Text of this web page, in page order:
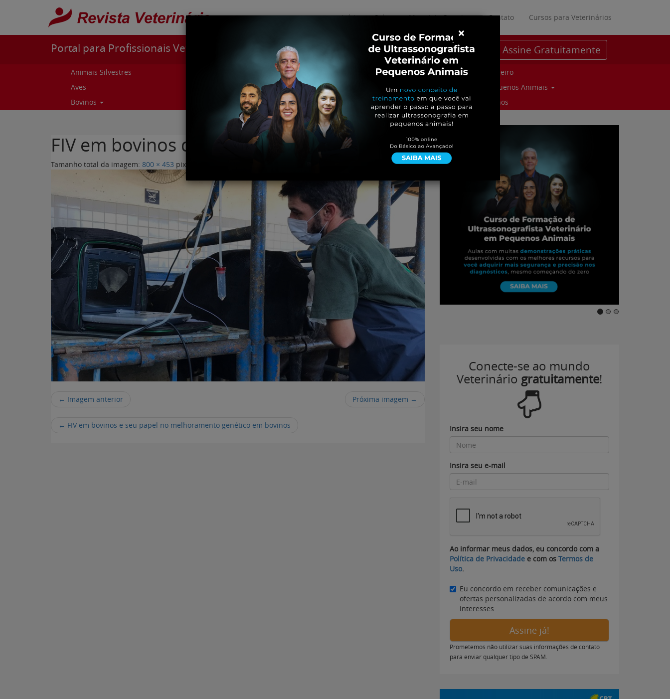
Pular para o conteúdo
Início Sobre Materiais Gratuitos Contato Cursos para Veterinários
Portal para Profissionais Veterinários Assine Gratuitamente
Animais Silvestres
Aves
Bovinos
Curiosidades
Cursos e Eventos
Entrevistas
Genética e Tecnologia
Parceiro
Pequenos Animais
Suinos
FIV em bovinos destaque
Tamanho total da imagem: 800 × 453 pixels
← Imagem anterior Próxima imagem →
← FIV em bovinos e seu papel no melhoramento genético em bovinos
Conecte-se ao mundo
Veterinário gratuitamente!
Insira seu nome
Insira seu e-mail
Ao informar meus dados, eu concordo com a
Política de Privacidade e com os Termos de
Uso.
Eu concordo em receber comunicações e
ofertas personalizadas de acordo com meus
interesses.
Assine já!
Prometemos não utilizar suas informações de contato
para enviar qualquer tipo de SPAM.
×